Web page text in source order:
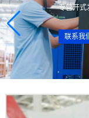
专营开式
联系我们